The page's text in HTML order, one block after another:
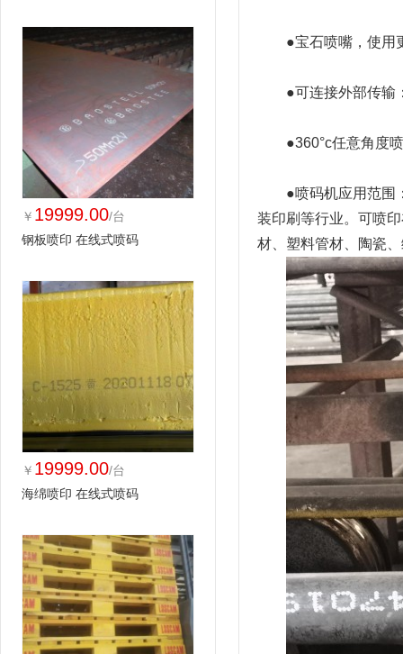
￥ 19999.00/台
钢板喷印 在线式喷码
￥ 19999.00/台
海绵喷印 在线式喷码
●宝石喷嘴，使用
●可连接外部传输
●360°c任意角度
●喷码机应用范围
装印刷等行业。可喷
材、塑料管材、陶瓷